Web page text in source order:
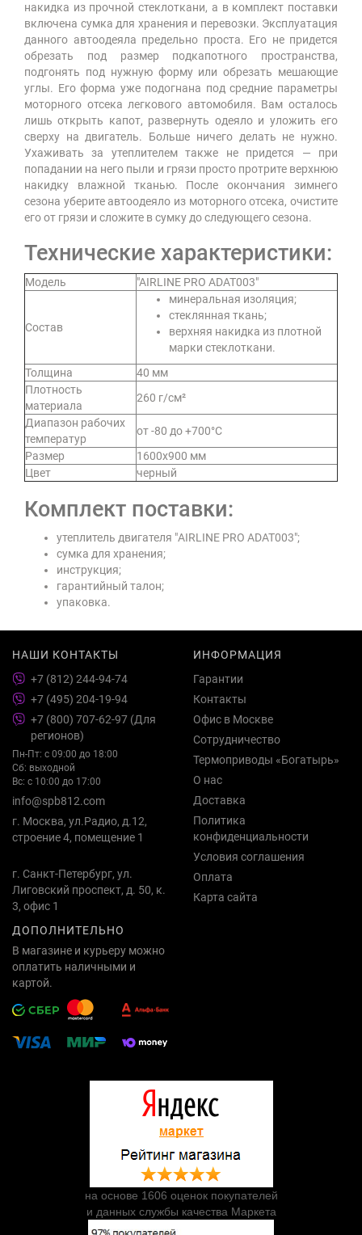
накидка из прочной стеклоткани, а в комплект поставки
включена сумка для хранения и перевозки. Эксплуатация
данного автоодеяла предельно проста. Его не придется
обрезать под размер подкапотного пространства,
подгонять под нужную форму или обрезать мешающие
углы. Его форма уже подогнана под средние параметры
моторного отсека легкового автомобиля. Вам осталось
лишь открыть капот, развернуть одеяло и уложить его
сверху на двигатель. Больше ничего делать не нужно.
Ухаживать за утеплителем также не придется — при
попадании на него пыли и грязи просто протрите верхнюю
накидку влажной тканью. После окончания зимнего
сезона уберите автоодеяло из моторного отсека, очистите
его от грязи и сложите в сумку до следующего сезона.
Технические характеристики:
Модель "AIRLINE PRO ADAT003"
Состав
минеральная изоляция;
стеклянная ткань;
верхняя накидка из плотной
марки стеклоткани.
Толщина
40 мм
Плотность
материала
260 г/см²
Диапазон рабочих
температур
от -80 до +700°С
Размер
1600х900 мм
Цвет
черный
Комплект поставки:
утеплитель двигателя "AIRLINE PRO ADAT003";
сумка для хранения;
инструкция;
гарантийный талон;
упаковка.
НАШИ КОНТАКТЫ
+7 (812) 244-94-74
+7 (495) 204-19-94
+7 (800) 707-62-97 (Для
регионов)
Пн-Пт: с 09:00 до 18:00
Сб: выходной
Вс: с 10:00 до 17:00
info@spb812.com
г. Москва, ул.Радио, д.12,
строение 4, помещение 1
г. Санкт-Петербург, ул.
Лиговский проспект, д. 50, к.
3, офис 1
ИНФОРМАЦИЯ
Гарантии
Контакты
Офис в Москве
Сотрудничество
Термоприводы «Богатырь»
О нас
Доставка
Политика
конфиденциальности
Условия соглашения
Оплата
Карта сайта
ДОПОЛНИТЕЛЬНО
В магазине и курьеру можно
оплатить наличными и
картой.
на основе 1606 оценок покупателей
и данных службы качества Маркета